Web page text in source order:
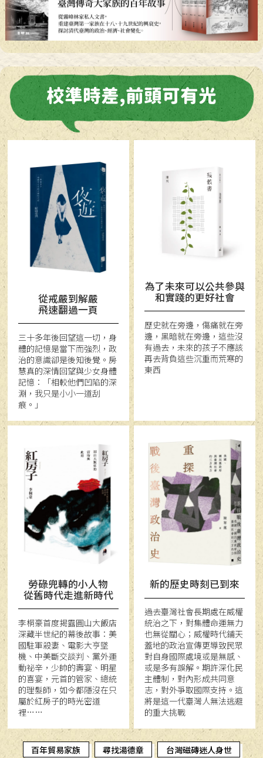
校準時差,前頭可有光
從戒嚴到解嚴
飛速翻過一頁
三十多年後回望這一切，身
體的記憶是當下而強烈，政
治的意識卻是後知後覺。房
慧真的深情回望與少女身體
記憶：「相較他們凹陷的深
淵，我只是小小一道刮
痕。」
為了未來可以公共參與
和實踐的更好社會
歷史就在旁邊，傷痛就在旁
邊，黑暗就在旁邊，這些沒
有過去，未來的孩子不應該
再去背負這些沉重而荒寒的
東西
勞碌兜轉的小人物
從舊時代走進新時代
李桐豪首度揭露圓山大飯店
深藏半世紀的幕後故事：美
國駐軍殺妻、電影大亨墜
機、中美斷交談判、黨外運
動祕辛，少帥的壽宴、明星
的喜宴，元首的管家、總統
的理髮師，如今都隱沒在只
屬於紅房子的時光密道
裡……
新的歷史時刻已到來
過去臺灣社會長期處在威權
統治之下，對集體命運無力
也無從關心；威權時代鋪天
蓋地的政治宣傳更導致民眾
對自身國際處境或是無感、
或是多有誤解。期許深化民
主體制，對內形成共同意
志，對外爭取國際支持。這
將是這一代臺灣人無法逃避
的重大挑戰
百年貿易家族 尋找湯德章 台灣磁磚迷人身世